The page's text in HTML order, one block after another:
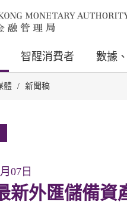
智醒消費者 數據
體 / 新聞稿
07日
新外匯儲備資